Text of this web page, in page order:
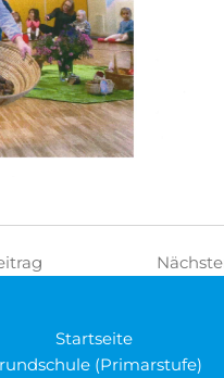
Startseite
(Primarstufe)